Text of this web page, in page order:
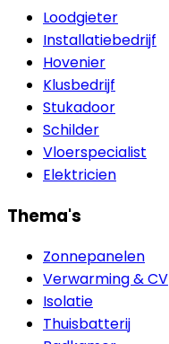
Loodgieter
Installatiebedrijf
Hovenier
Klusbedrijf
Stukadoor
Schilder
Vloerspecialist
Elektricien
Thema's
Zonnepanelen
Verwarming & CV
Isolatie
Thuisbatterij